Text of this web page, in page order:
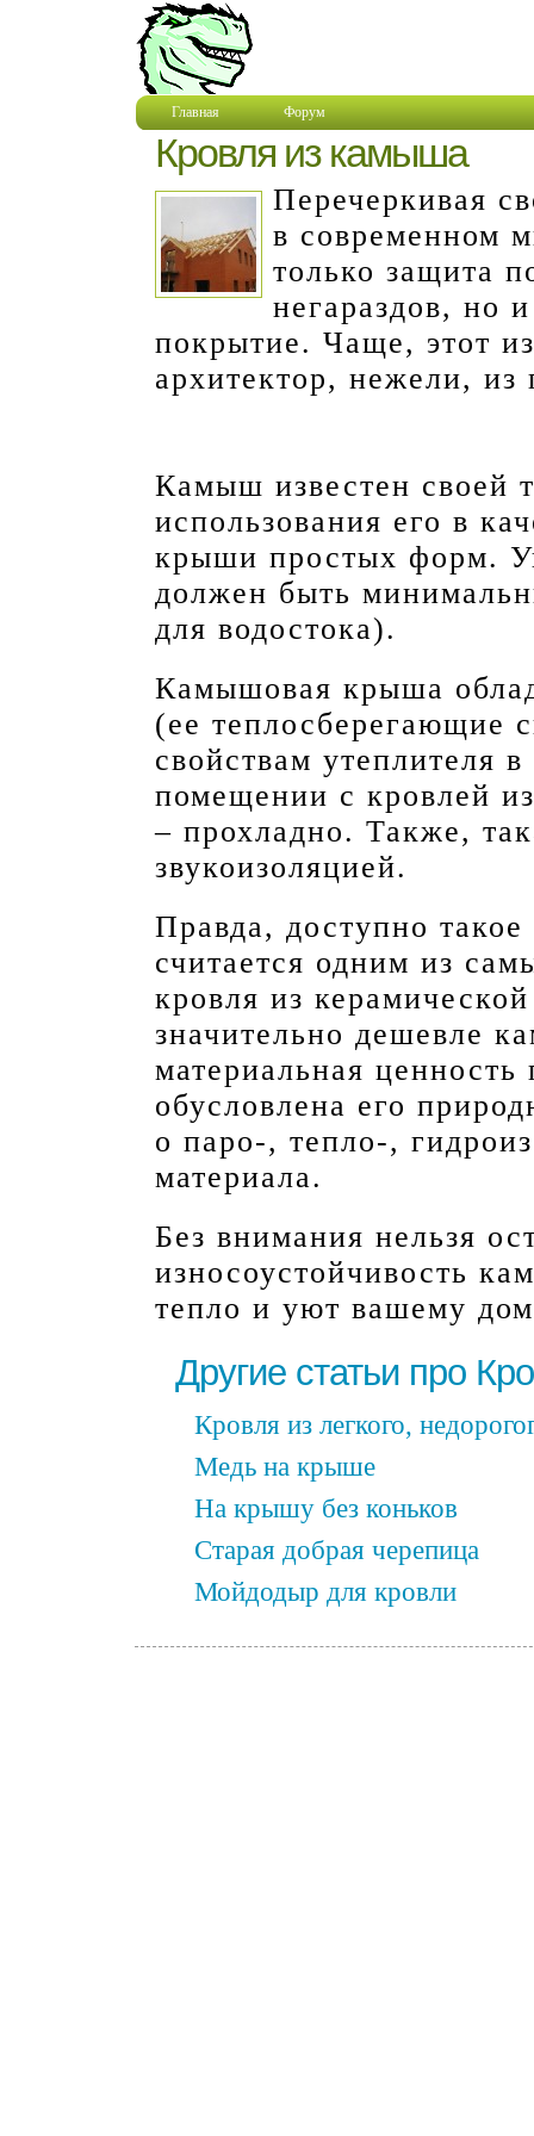
Главная Форум
Кровля из камыша
Перечеркивая
в современном
только защита
негараздов, но
покрытие. Чаще, этот
архитектор, нежели, из
Камыш известен своей
использования его в
крыши простых форм.
должен быть
для водостока).
Камышовая крыша
(ее теплосберегающие
свойствам утеплителя
помещении с кровлей
– прохладно. Также,
звукоизоляцией.
Правда, доступно
считается одним из
кровля из
значительно дешевле
материальная
обусловлена его
о паро-, тепло-,
материала.
Без внимания нельзя
износоустойчивость
тепло и уют вашему
Другие статьи про
Кровля из легкого,
Медь на крыше
На крышу без коньков
Старая добрая черепица
Мойдодыр для кровли